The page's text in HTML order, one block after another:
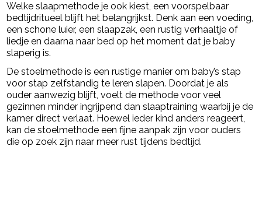
Welke slaapmethode je ook kiest, een voorspelbaar
bedtijdritueel blijft het belangrijkst. Denk aan een voeding,
een schone luier, een slaapzak, een rustig verhaaltje of
liedje en daarna naar bed op het moment dat je baby
slaperig is.
De stoelmethode is een rustige manier om baby’s stap
voor stap zelfstandig te leren slapen. Doordat je als
ouder aanwezig blijft, voelt de methode voor veel
gezinnen minder ingrijpend dan slaaptraining waarbij je de
kamer direct verlaat. Hoewel ieder kind anders reageert,
kan de stoelmethode een fijne aanpak zijn voor ouders
die op zoek zijn naar meer rust tijdens bedtijd.